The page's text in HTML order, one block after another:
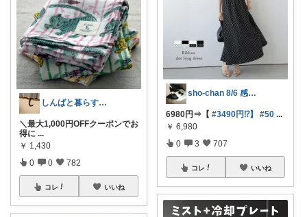
しんばと暮らす日々
‍＼最大1,000円OFFクーポンでお
得に ...
￥ 1,430
0 0 782
コレ いいね
sho-chan 8/6 感謝🩷
6980円⇒【 #3490円⁉️】 #50 ...
￥ 6,980
0 3 707
コレ いいね